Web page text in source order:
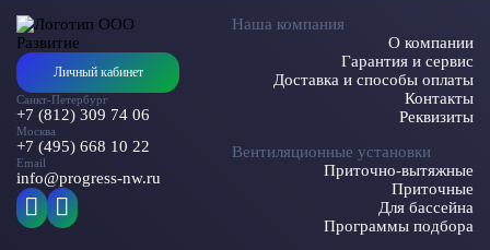
Личный кабинет
Санкт-Петербург
+7 (812) 309 74 06
Москва
+7 (495) 668 10 22
Email
info@progress-nw.ru
Наша компания
О компании
Гарантия и сервис
Доставка и способы оплаты
Контакты
Реквизиты
Вентиляционные установки
Приточно-вытяжные
Приточные
Для бассейна
Программы подбора